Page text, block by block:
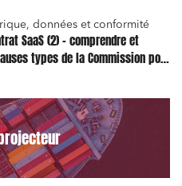
données et conformité
SaaS (2) – comprendre et
types de la Commission pour